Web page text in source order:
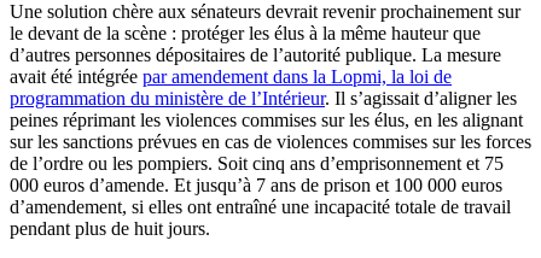
Une solution chère aux sénateurs devrait revenir prochainement sur
le devant de la scène : protéger les élus à la même hauteur que
d’autres personnes dépositaires de l’autorité publique. La mesure
avait été intégrée par amendement dans la Lopmi, la loi de
programmation du ministère de l’Intérieur. Il s’agissait d’aligner les
peines réprimant les violences commises sur les élus, en les alignant
sur les sanctions prévues en cas de violences commises sur les forces
de l’ordre ou les pompiers. Soit cinq ans d’emprisonnement et 75
000 euros d’amende. Et jusqu’à 7 ans de prison et 100 000 euros
d’amendement, si elles ont entraîné une incapacité totale de travail
pendant plus de huit jours.